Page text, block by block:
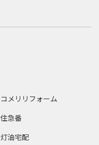
コメリリフォーム
住急番
灯油宅配